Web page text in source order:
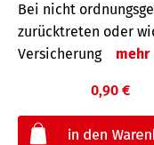
Bei nicht
zurücktreten oder
Versicherung
mehr
0,90 €